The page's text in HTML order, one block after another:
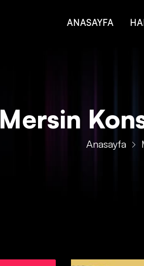
ANASAYFA
Mersin
Anasayfa